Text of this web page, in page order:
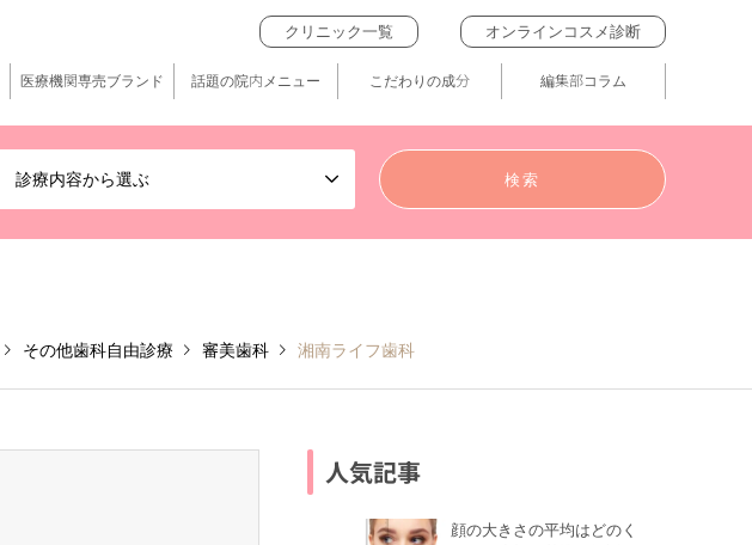
診療内容から選ぶ
クリニック一覧 オンラインコスメ診断
医療機関専売ブランド 話題の院内メニュー こだわりの成分 編集部コラム
その他歯科自由診療 審美歯科 湘南ライフ歯科
人気記事
顔の大きさの平均はどのく